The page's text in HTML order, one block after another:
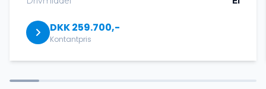
El-ruder x4
DKK 259.700,-
Kontantpris